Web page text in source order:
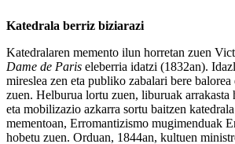
Katedrala berriz biziarazi
Katedralaren memento ilun horretan zuen
Dame de Paris eleberria idatzi (1832an).
mireslea zen eta publiko zabalari bere
zuen. Helburua lortu zuen, liburuak arrakasta
eta mobilizazio azkarra sortu baitzen
mementoan, Erromantizismo mugimenduak
hobetu zuen. Orduan, 1844an, kultuen